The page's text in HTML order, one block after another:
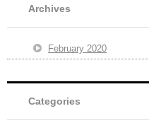
Archives
February 2020
Categories